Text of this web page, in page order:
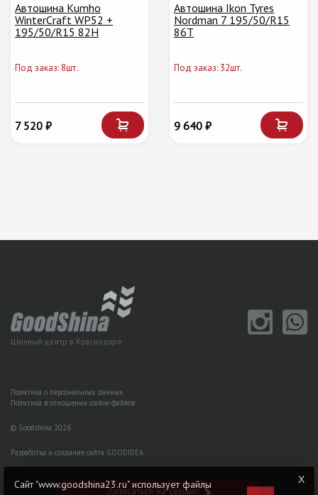
Автошина Kumho
WinterCraft WP52 +
195/50/R15 82H
Под заказ: 8шт.
7 520 ₽
Автошина Ikon Tyres
Nordman 7 195/50/R15
86T
Под заказ: 32шт.
9 640 ₽
Шинный центр в Краснодаре
Политика о персональных данных
Политика в отношении cookie-файлов
© Goodshina 2026
Разработка и создание сайта GOODIDEA
Записаться на сервис
Сайт "www.goodshina23.ru" использует файлы